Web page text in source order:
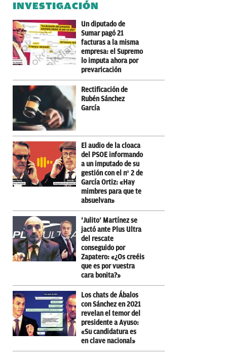
INVESTIGACIÓN
Un diputado de
Sumar pagó 21
facturas a la misma
empresa: el Supremo
lo imputa ahora por
prevaricación
Rectificación de
Rubén Sánchez
García
El audio de la cloaca
del PSOE informando
a un imputado de su
gestión con el nº 2 de
García Ortiz: «Hay
mimbres para que te
absuelvan»
‘Julito’ Martínez se
jactó ante Plus Ultra
del rescate
conseguido por
Zapatero: «¿Os creéis
que es por vuestra
cara bonita?»
Los chats de Ábalos
con Sánchez en 2021
revelan el temor del
presidente a Ayuso:
«Su candidatura es
en clave nacional»